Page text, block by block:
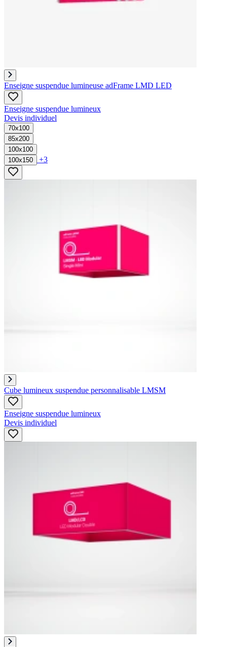
Enseigne suspendue lumineuse adFrame LMD LED
Enseigne suspendue lumineux
Devis individuel
70x100
85x200
100x100
100x150
+3
Cube lumineux suspendue personnalisable LMSM
Enseigne suspendue lumineux
Devis individuel